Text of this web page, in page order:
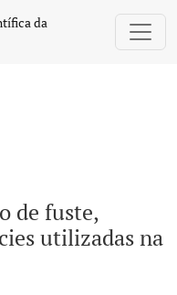
galhos e raízes de
da
de fuste,
utilizadas na